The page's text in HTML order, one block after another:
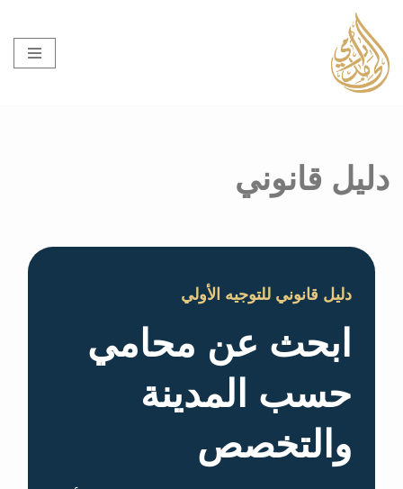
تخطى
إلى
المحتوى
دليل قانوني
دليل قانوني للتوجيه الأولي
ابحث عن محامي
حسب المدينة
والتخصص